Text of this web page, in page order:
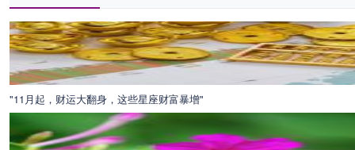
"11月起，财运大翻身，这些星座财富暴增"